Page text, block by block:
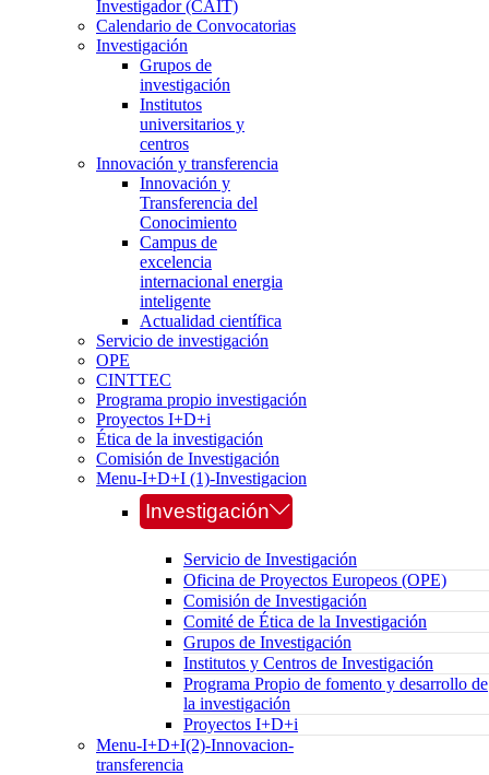
Investigador (CAIT)
Calendario de Convocatorias
Investigación
Grupos de
investigación
Institutos
universitarios y
centros
Innovación y transferencia
Innovación y
Transferencia del
Conocimiento
Campus de
excelencia
internacional energia
inteligente
Actualidad científica
Servicio de investigación
OPE
CINTTEC
Programa propio investigación
Proyectos I+D+i
Ética de la investigación
Comisión de Investigación
Menu-I+D+I (1)-Investigacion
Investigación
Servicio de Investigación
Oficina de Proyectos Europeos (OPE)
Comisión de Investigación
Comité de Ética de la Investigación
Grupos de Investigación
Institutos y Centros de Investigación
Programa Propio de fomento y desarrollo de
la investigación
Proyectos I+D+i
Menu-I+D+I(2)-Innovacion-
transferencia